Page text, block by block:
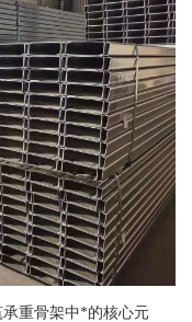
重骨架中*的核心元